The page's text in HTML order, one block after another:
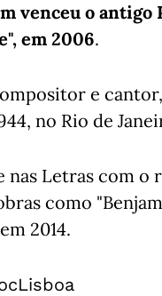
venceu o
em 2006.
e
no Rio de
nas Letras com o
como
2014.